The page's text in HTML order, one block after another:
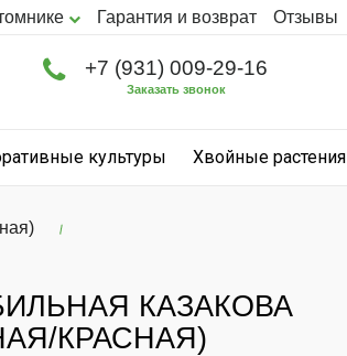
Гарантия и возврат Отзывы
+7 (931) 009-29-16
Заказать звонок
культуры Хвойные растения
КАЗАКОВА
КРАСНАЯ)